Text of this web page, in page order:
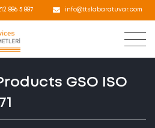
886 5 887 info@ttslabaratuvar.com
GSO ISO